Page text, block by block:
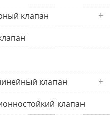
клапан
клапан
клапан